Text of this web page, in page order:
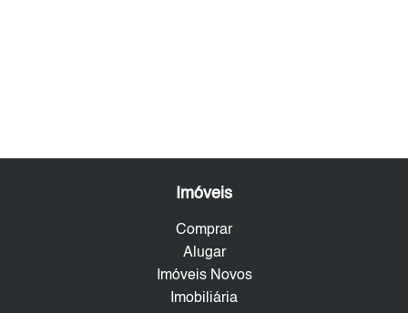
Imóveis
Comprar
Alugar
Imóveis Novos
Imobiliária